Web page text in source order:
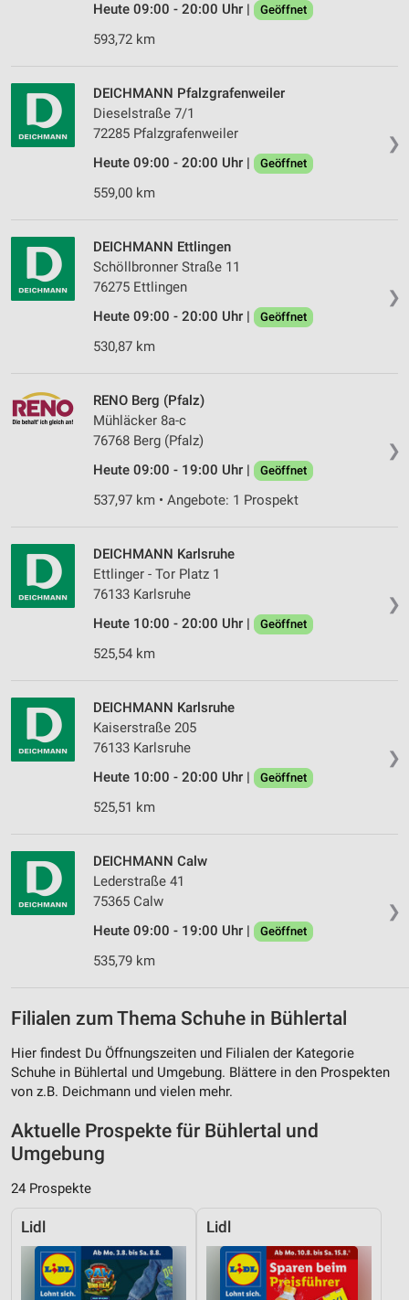
Heute 09:00 - 20:00 Uhr |
Geöffnet
593,72 km
❯
DEICHMANN Pfalzgrafenweiler
Dieselstraße 7/1
72285 Pfalzgrafenweiler
Heute 09:00 - 20:00 Uhr |
Geöffnet
559,00 km
❯
DEICHMANN Ettlingen
Schöllbronner Straße 11
76275 Ettlingen
Heute 09:00 - 20:00 Uhr |
Geöffnet
530,87 km
❯
RENO Berg (Pfalz)
Mühläcker 8a-c
76768 Berg (Pfalz)
Heute 09:00 - 19:00 Uhr |
Geöffnet
537,97 km • Angebote: 1 Prospekt
❯
DEICHMANN Karlsruhe
Ettlinger - Tor Platz 1
76133 Karlsruhe
Heute 10:00 - 20:00 Uhr |
Geöffnet
525,54 km
❯
DEICHMANN Karlsruhe
Kaiserstraße 205
76133 Karlsruhe
Heute 10:00 - 20:00 Uhr |
Geöffnet
525,51 km
❯
DEICHMANN Calw
Lederstraße 41
75365 Calw
Heute 09:00 - 19:00 Uhr |
Geöffnet
535,79 km
Filialen zum Thema Schuhe in Bühlertal
Hier findest Du Öffnungszeiten und Filialen der Kategorie
Schuhe in Bühlertal und Umgebung. Blättere in den Prospekten
von z.B. Deichmann und vielen mehr.
Aktuelle Prospekte für Bühlertal und
Umgebung
24 Prospekte
Lidl Lidl